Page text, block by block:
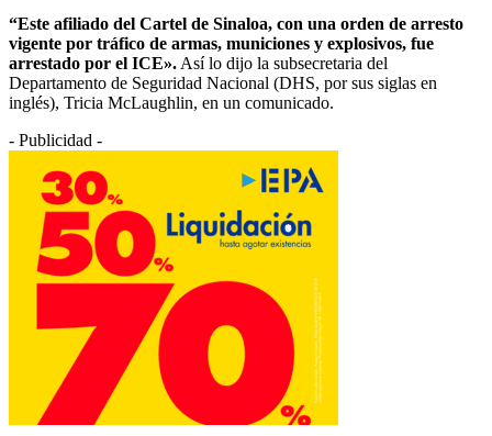
“Este afiliado del Cartel de Sinaloa, con una orden de arresto
vigente por tráfico de armas, municiones y explosivos, fue
arrestado por el ICE». Así lo dijo la subsecretaria del
Departamento de Seguridad Nacional (DHS, por sus siglas en
inglés), Tricia McLaughlin, en un comunicado.
- Publicidad -